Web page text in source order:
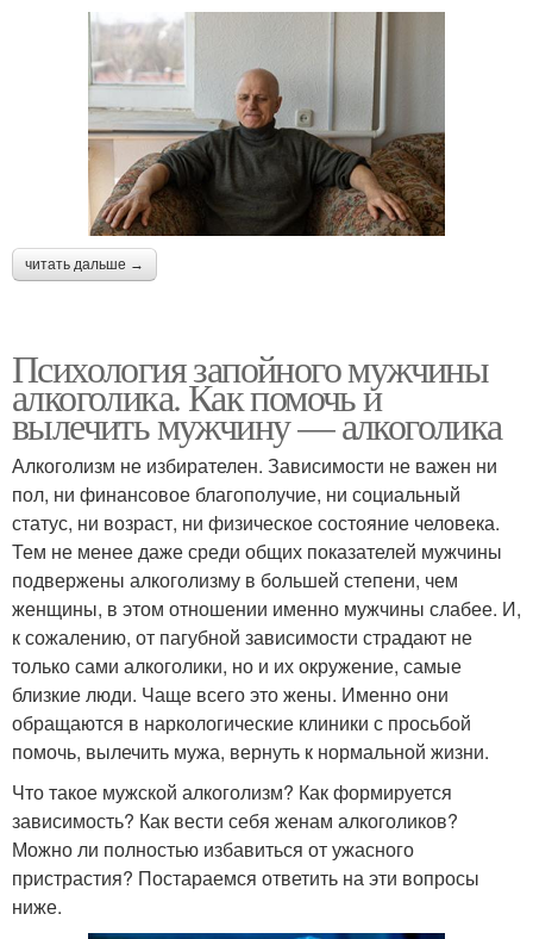
читать дальше →
Психология запойного мужчины
алкоголика. Как помочь и
вылечить мужчину — алкоголика
Алкоголизм не избирателен. Зависимости не важен ни
пол, ни финансовое благополучие, ни социальный
статус, ни возраст, ни физическое состояние человека.
Тем не менее даже среди общих показателей мужчины
подвержены алкоголизму в большей степени, чем
женщины, в этом отношении именно мужчины слабее. И,
к сожалению, от пагубной зависимости страдают не
только сами алкоголики, но и их окружение, самые
близкие люди. Чаще всего это жены. Именно они
обращаются в наркологические клиники с просьбой
помочь, вылечить мужа, вернуть к нормальной жизни.
Что такое мужской алкоголизм? Как формируется
зависимость? Как вести себя женам алкоголиков?
Можно ли полностью избавиться от ужасного
пристрастия? Постараемся ответить на эти вопросы
ниже.